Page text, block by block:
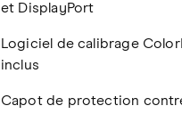
et DisplayPort
Logiciel de calibrage
inclus
Capot de protection